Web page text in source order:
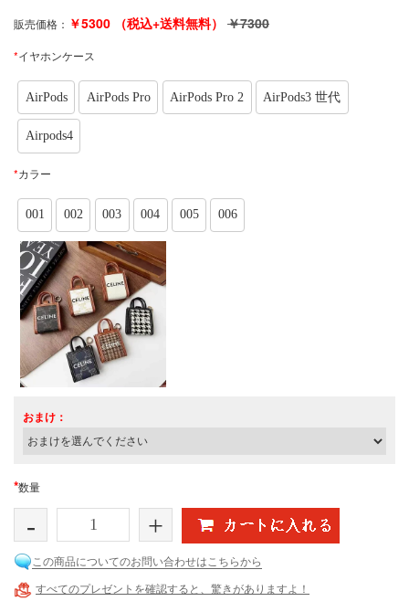
販売価格： ￥5300 （税込+送料無料） ￥7300
*イヤホンケース
AirPods AirPods Pro AirPods Pro 2 AirPods3 世代
Airpods4
*カラー
001 002 003 004 005 006
おまけ：
*数量
- +
この商品についてのお問い合わせはこちらから
すべてのプレゼントを確認すると、驚きがありますよ！